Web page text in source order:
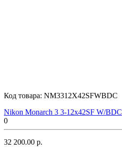
Код товара: NM3312X42SFWBDC
Nikon Monarch 3 3-12x42SF W/BDC
0
32 200.00 р.